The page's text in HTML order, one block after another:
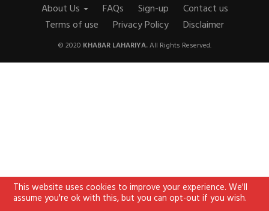
About Us FAQs Sign-up
Contact us
Terms of use
Privacy Policy Disclaimer
© 2020 KHABAR LAHARIYA.All Rights Reserved.
This website uses cookies to improve your experience. We'll
assume you're ok with this, but you can opt-out if you wish.